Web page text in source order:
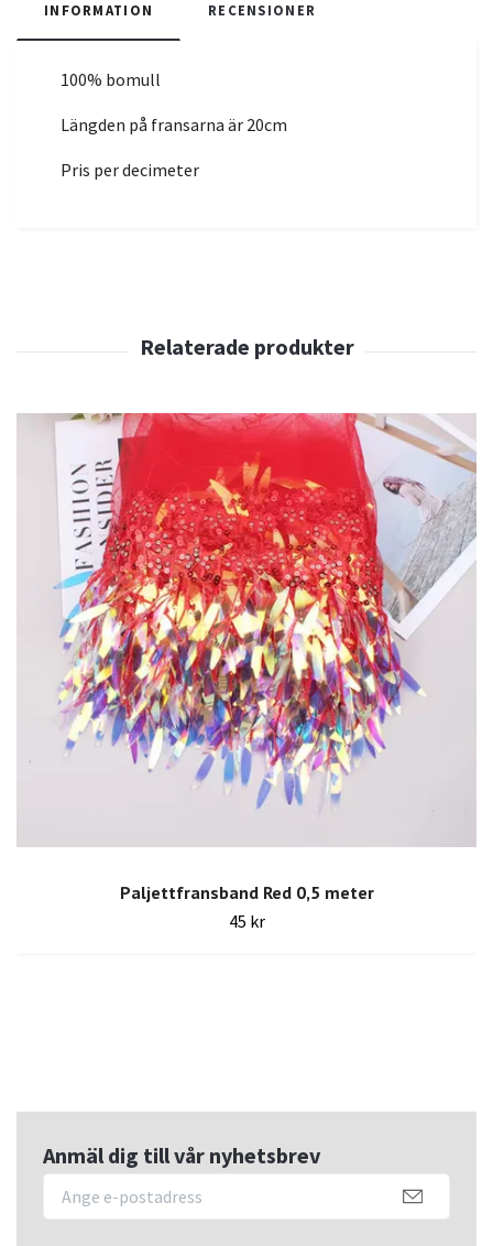
INFORMATION RECENSIONER
100% bomull
Längden på fransarna är 20cm
Pris per decimeter
Paljettfransband Red 0,5 meter
45 kr
Anmäl dig till vår nyhetsbrev